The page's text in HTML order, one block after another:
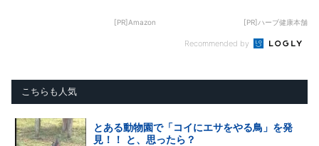
[PR]Amazon [PR]ハーブ健康本舗
Recommended by
こちらも人気
とある動物園で「コイにエサをやる鳥」を発
見！！ と、思ったら？